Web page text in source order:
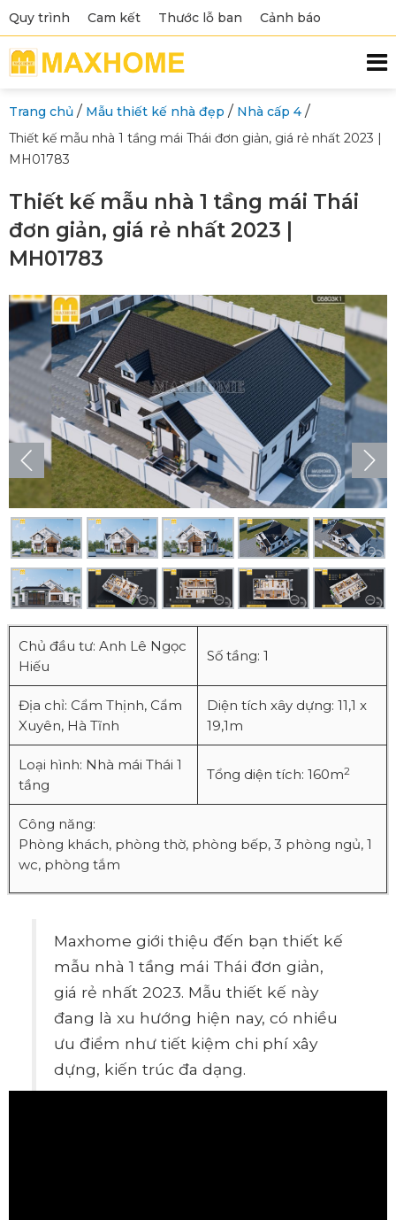
Quy trình Cam kết Thước lỗ ban Cảnh báo
Trang chủ / Mẫu thiết kế nhà đẹp / Nhà cấp 4 /
Thiết kế mẫu nhà 1 tầng mái Thái đơn giản, giá rẻ nhất 2023 |
MH01783
Thiết kế mẫu nhà 1 tầng mái Thái
đơn giản, giá rẻ nhất 2023 |
MH01783
Chủ đầu tư: Anh Lê Ngọc
Hiếu
Số tầng: 1
Địa chỉ: Cẩm Thịnh, Cẩm
Xuyên, Hà Tĩnh
Diện tích xây dựng: 11,1 x
19,1m
Loại hình: Nhà mái Thái 1
tầng
Tổng diện tích: 160m2
Công năng:
Phòng khách, phòng thờ, phòng bếp, 3 phòng ngủ, 1
wc, phòng tắm
Maxhome giới thiệu đến bạn thiết kế
mẫu nhà 1 tầng mái Thái đơn giản,
giá rẻ nhất 2023. Mẫu thiết kế này
đang là xu hướng hiện nay, có nhiều
ưu điểm như tiết kiệm chi phí xây
dựng, kiến trúc đa dạng.